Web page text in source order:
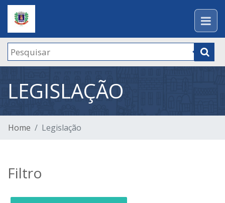
LEGISLAÇÃO
Home Legislação
Filtro